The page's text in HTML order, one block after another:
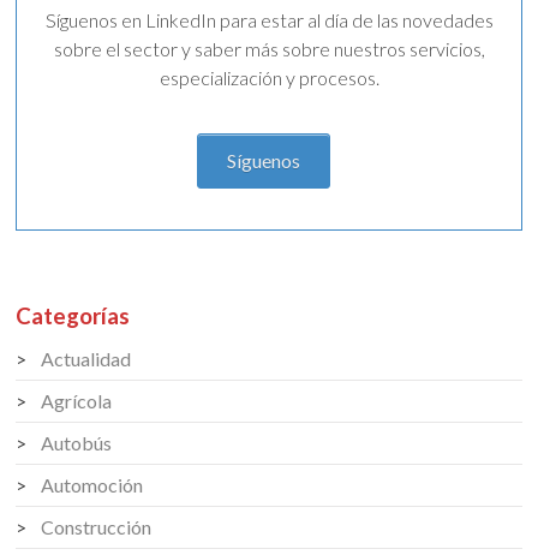
Síguenos en LinkedIn para estar al día de las novedades
sobre el sector y saber más sobre nuestros servicios,
especialización y procesos.
Síguenos
Categorías
Actualidad
Agrícola
Autobús
Automoción
Construcción